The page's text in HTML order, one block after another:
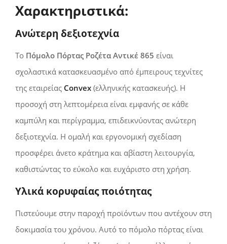
Χαρακτηριστικά:
Ανώτερη δεξιοτεχνία
Το Πόμολο Πόρτας Ροζέτα Αντικέ 865 είναι
σχολαστικά κατασκευασμένο από έμπειρους τεχνίτες
της εταιρείας Convex (ελληνικής κατασκευής). Η
προσοχή στη λεπτομέρεια είναι εμφανής σε κάθε
καμπύλη και περίγραμμα, επιδεικνύοντας ανώτερη
δεξιοτεχνία. Η ομαλή και εργονομική σχεδίαση
προσφέρει άνετο κράτημα και αβίαστη λειτουργία,
καθιστώντας το εύκολο και ευχάριστο στη χρήση.
Υλικά κορυφαίας ποιότητας
Πιστεύουμε στην παροχή προϊόντων που αντέχουν στη
δοκιμασία του χρόνου. Αυτό το πόμολο πόρτας είναι